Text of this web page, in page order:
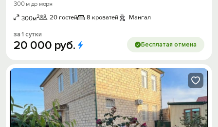
300 м до моря
300м2 20 гостей 8 кроватей Мангал
за 1 сутки
20 000 руб. Бесплатая отмена